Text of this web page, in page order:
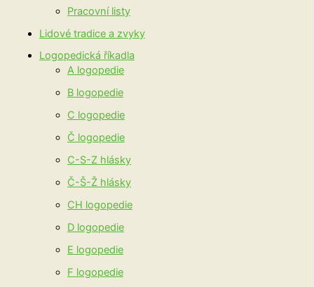
Pracovní listy
Lidové tradice a zvyky
Logopedická říkadla
A logopedie
B logopedie
C logopedie
Č logopedie
C-S-Z hlásky
Č-Š-Ž hlásky
CH logopedie
D logopedie
E logopedie
F logopedie